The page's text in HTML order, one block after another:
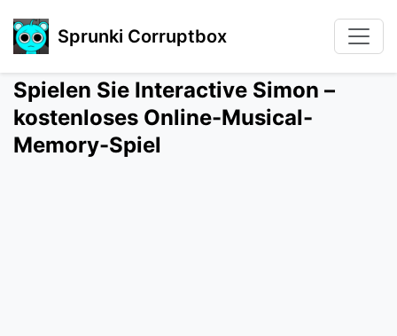
Sprunki Corruptbox
Spielen Sie Interactive Simon –
kostenloses Online-Musical-
Memory-Spiel